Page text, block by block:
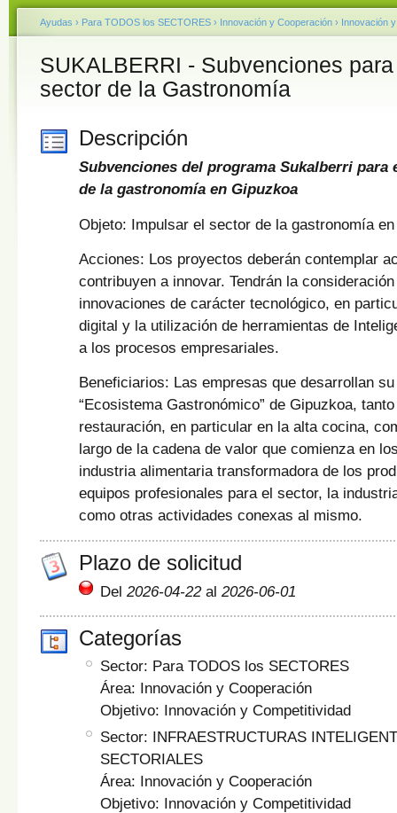
Ayudas › Para TODOS los SECTORES › Innovación y Cooperación › Innovación
SUKALBERRI - Subvenciones
sector de la Gastronomía
Descripción
Subvenciones del programa Sukalberri para
de la gastronomía en Gipuzkoa
Objeto: Impulsar el sector de la gastronomía
Acciones: Los proyectos deberán contemplar
contribuyen a innovar. Tendrán la
innovaciones de carácter tecnológico, en
digital y la utilización de herramientas de
a los procesos empresariales.
Beneficiarios: Las empresas que desarrollan
“Ecosistema Gastronómico” de Gipuzkoa,
restauración, en particular en la alta cocina,
largo de la cadena de valor que comienza en
industria alimentaria transformadora de los
equipos profesionales para el sector, la
como otras actividades conexas al mismo.
Plazo de solicitud
Del 2026-04-22al 2026-06-01
Categorías
Sector: Para TODOS los SECTORES
Área: Innovación y Cooperación
Objetivo: Innovación y Competitividad
Sector: INFRAESTRUCTURAS
SECTORIALES
Área: Innovación y Cooperación
Objetivo: Innovación y Competitividad